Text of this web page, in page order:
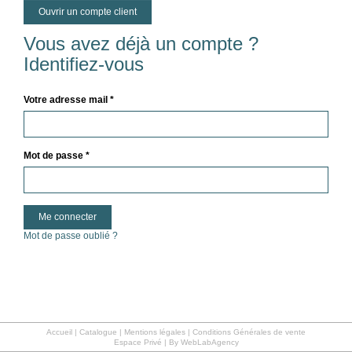
Ouvrir un compte client
Vous avez déjà un compte ?
Identifiez-vous
Votre adresse mail *
Mot de passe *
Mot de passe oublié ?
Accueil | Catalogue | Mentions légales | Conditions Générales de vente
Espace Privé | By WebLabAgency